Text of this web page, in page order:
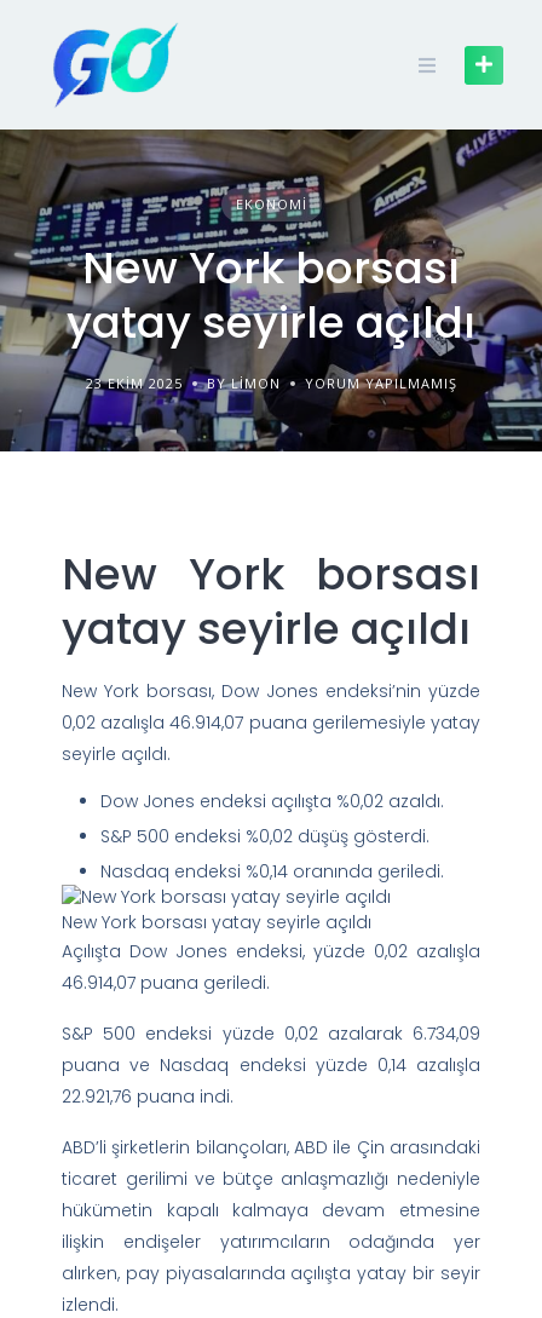
EKONOMI
New York borsası
yatay seyirle açıldı
23 EKIM 2025 BY LIMON YORUM YAPILMAMIŞ
New York borsası
yatay seyirle açıldı
New York borsası, Dow Jones endeksi’nin yüzde
0,02 azalışla 46.914,07 puana gerilemesiyle yatay
seyirle açıldı.
Dow Jones endeksi açılışta %0,02 azaldı.
S&P 500 endeksi %0,02 düşüş gösterdi.
Nasdaq endeksi %0,14 oranında geriledi.
New York borsası yatay seyirle açıldı
Açılışta Dow Jones endeksi, yüzde 0,02 azalışla
46.914,07 puana geriledi.
S&P 500 endeksi yüzde 0,02 azalarak 6.734,09
puana ve Nasdaq endeksi yüzde 0,14 azalışla
22.921,76 puana indi.
ABD’li şirketlerin bilançoları, ABD ile Çin arasındaki
ticaret gerilimi ve bütçe anlaşmazlığı nedeniyle
hükümetin kapalı kalmaya devam etmesine
ilişkin endişeler yatırımcıların odağında yer
alırken, pay piyasalarında açılışta yatay bir seyir
izlendi.